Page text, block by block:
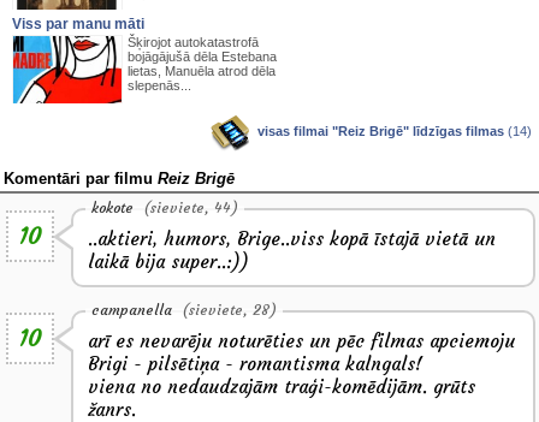
Viss par manu māti
Šķirojot autokatastrofā
bojāgājušā dēla Estebana
lietas, Manuēla atrod dēla
slepenās...
visas filmai "Reiz Brigē" līdzīgas filmas (14)
Komentāri par filmu Reiz Brigē
10
kokote (sieviete, 44)
..aktieri, humors, Brige..viss kopā īstajā vietā un
laikā bija super..:))
10
campanella (sieviete, 28)
arī es nevarēju noturēties un pēc filmas apciemoju
Brigi - pilsētiņa - romantisma kalngals!
viena no nedaudzajām traģi-komēdijām. grūts
žanrs.